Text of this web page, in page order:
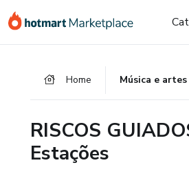
para
para
para
Home Música e artes
RISCOS
Estações